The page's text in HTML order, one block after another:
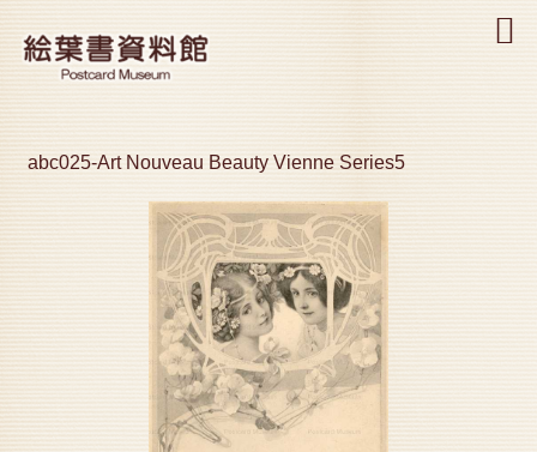
abc025-Art Nouveau Beauty Vienne Series5